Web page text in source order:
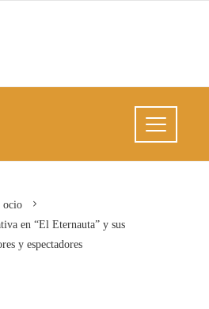
ocio
en “El Eternauta” y sus
y espectadores